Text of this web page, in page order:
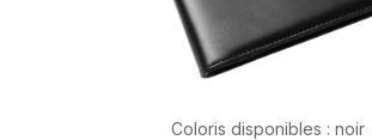
Coloris disponibles : noir